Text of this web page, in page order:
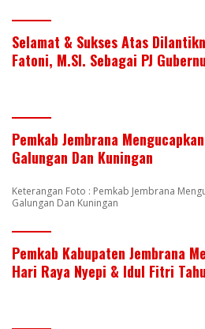
Selamat & Sukses Atas
Fatoni, M.SI. Sebagai PJ
Pemkab Jembrana
Galungan Dan Kuningan
Keterangan Foto : Pemkab Jembrana
Galungan Dan Kuningan
Pemkab Kabupaten Jembrana
Hari Raya Nyepi & Idul Fitri